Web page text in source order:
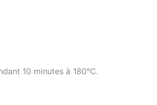
10 minutes à 180°C.